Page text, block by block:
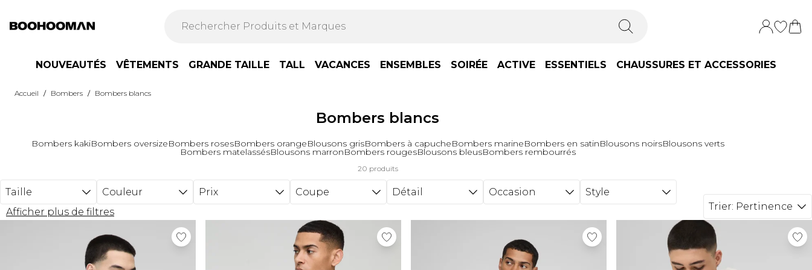
NOUVEAUTÉS VÊTEMENTS GRANDE TAILLE TALL VACANCES ENSEMBLES SOIRÉE ACTIVE ESSENTIELS CHAUSSURES ET ACCESSORIES
Accueil / Bombers / Bombers blancs
Bombers blancs
Bombers kakiBombers oversizeBombers rosesBombers orangeBlousons grisBombers à capucheBombers marineBombers en satinBlousons noirsBlousons verts
Bombers matelassésBlousons marronBombers rougesBlousons bleusBombers rembourrés
20 produits
Taille Couleur Prix Coupe Détail Occasion
Style
Afficher plus de filtres
Trier: Pertinence